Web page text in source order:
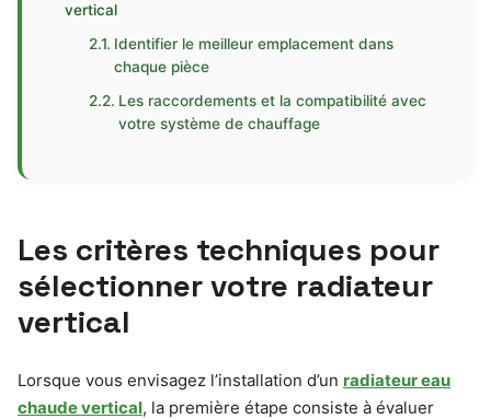
vertical
Identifier le meilleur emplacement dans
chaque pièce
Les raccordements et la compatibilité avec
votre système de chauffage
Les critères techniques pour
sélectionner votre radiateur
vertical
Lorsque vous envisagez l’installation d’un radiateur eau
chaude vertical, la première étape consiste à évaluer